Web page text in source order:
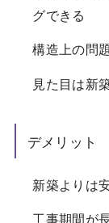
グできる
構造上の問
見た目は新
デメリット
新築よりは
工事期間が